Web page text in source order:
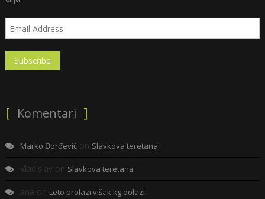
Komentari
Marko Đorđevićon Slavkova teretana
Vladislav on Slavkova teretana
ana on Leto prolazi višak kg dolazi